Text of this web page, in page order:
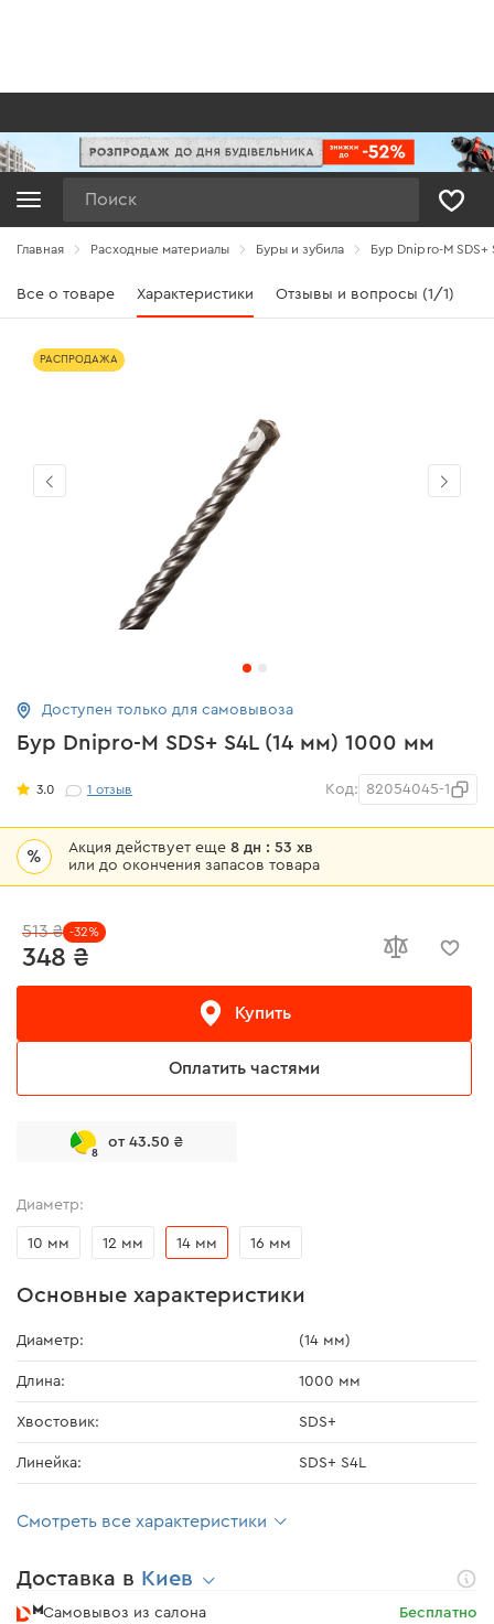
Главная Расходные материалы Буры и зубила Бур Dnipro-M SDS+
Все о товаре Характеристики Отзывы и вопросы (1/1)
Бур Dnipro-M SDS+ S4L (14 мм) 1000 мм
3.0 1отзыв Код: 82054045-1
% Акция действует еще8 дн : 53 хв
или до окончения запасов товара
348 ₴
513 ₴ -32%
Купить
Оплатить частями
8
от 43.50 ₴
Доступен только для самовывоза
Диаметр:
10 мм 12 мм 14 мм 16 мм
Основные характеристики
Диаметр: (14 мм)
Длина: 1000 мм
Хвостовик: SDS+
Линейка: SDS+ S4L
Смотреть все характеристики
Доставка в Киев
Самовывоз из салона
Бесплатно
РАСПРОДАЖА